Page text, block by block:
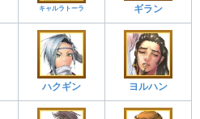
キャルラトーラ ギラン
ハクギン ヨルハン